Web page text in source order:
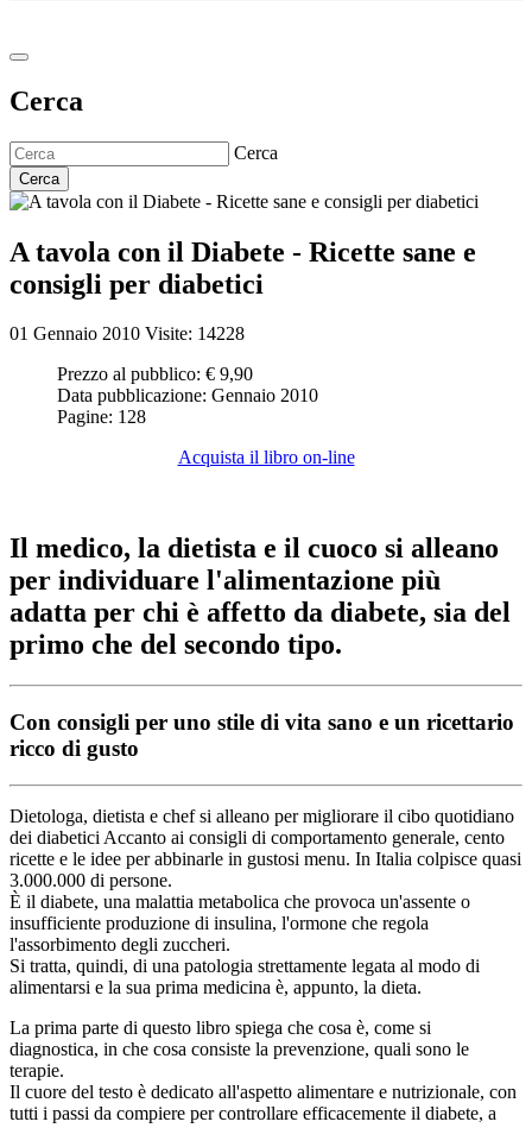
Cerca
Cerca
Cerca
A tavola con il Diabete - Ricette sane e
consigli per diabetici
01 Gennaio 2010 Visite: 14228
Prezzo al pubblico: € 9,90
Data pubblicazione: Gennaio 2010
Pagine: 128
Acquista il libro on-line
Il medico, la dietista e il cuoco si alleano
per individuare l'alimentazione più
adatta per chi è affetto da diabete, sia del
primo che del secondo tipo.
Con consigli per uno stile di vita sano e un ricettario
ricco di gusto
Dietologa, dietista e chef si alleano per migliorare il cibo quotidiano
dei diabetici Accanto ai consigli di comportamento generale, cento
ricette e le idee per abbinarle in gustosi menu. In Italia colpisce quasi
3.000.000 di persone.
È il diabete, una malattia metabolica che provoca un'assente o
insufficiente produzione di insulina, l'ormone che regola
l'assorbimento degli zuccheri.
Si tratta, quindi, di una patologia strettamente legata al modo di
alimentarsi e la sua prima medicina è, appunto, la dieta.
La prima parte di questo libro spiega che cosa è, come si
diagnostica, in che cosa consiste la prevenzione, quali sono le
terapie.
Il cuore del testo è dedicato all'aspetto alimentare e nutrizionale, con
tutti i passi da compiere per controllare efficacemente il diabete, a